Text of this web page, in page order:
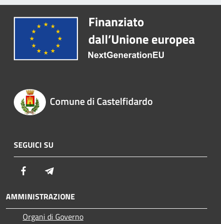
Comune di Castelfidardo
SEGUICI SU
Facebook
AMMINISTRAZIONE
Organi di Governo